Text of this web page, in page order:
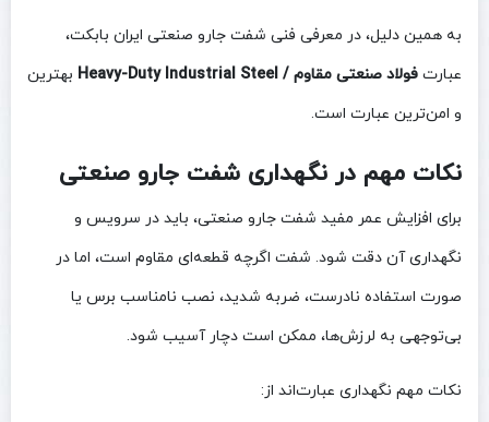
به همین دلیل، در معرفی فنی شفت جارو صنعتی ایران بابکت،
عبارت فولاد صنعتی مقاوم / Heavy-Duty Industrial Steel
بهترین
و امن‌ترین عبارت است.
نکات مهم در نگهداری شفت جارو صنعتی
برای افزایش عمر مفید شفت جارو صنعتی، باید در سرویس و
نگهداری آن دقت شود. شفت اگرچه قطعه‌ای مقاوم است، اما در
صورت استفاده نادرست، ضربه شدید، نصب نامناسب برس یا
بی‌توجهی به لرزش‌ها، ممکن است دچار آسیب شود.
نکات مهم نگهداری عبارت‌اند از: